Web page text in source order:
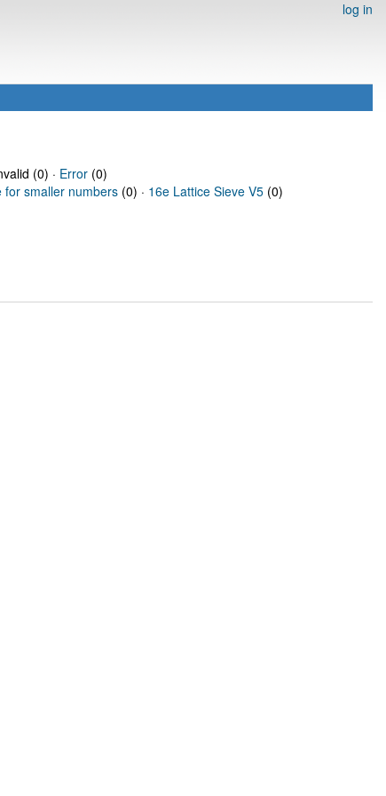
log in
(0) · Error(0)
for smaller numbers (0) · 16e Lattice Sieve V5 (0)